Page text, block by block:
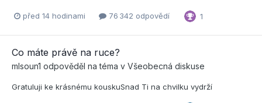
před 14 hodinami 76 342 odpovědí 1
Co máte právě na ruce?
mlsoun1 odpověděl na téma v Všeobecná diskuse
Gratuluji ke krásnému kouskuSnad Ti na chvilku vydrží